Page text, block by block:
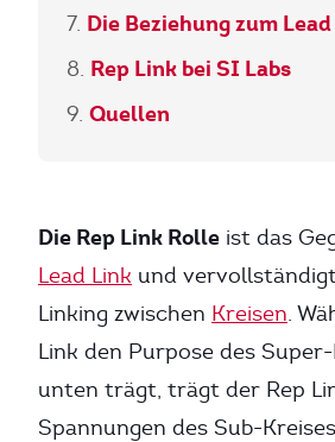
Die Beziehung zum
Rep Link bei SI Labs
Quellen
Die Rep Link Rolle ist das
Lead Link und
Linking zwischen Kreisen.
Link den Purpose des
unten trägt, trägt der Rep
Spannungen des Sub-